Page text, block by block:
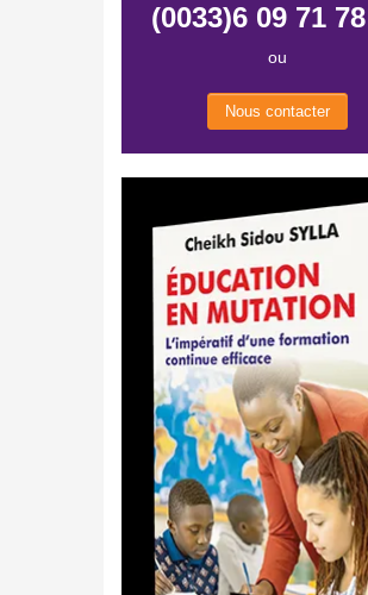
(0033)6 09 71
ou
Nous contacter